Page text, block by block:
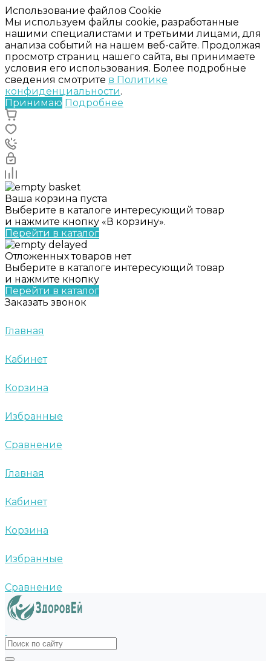
Использование файлов Cookie
Мы используем файлы cookie, разработанные
нашими специалистами и третьими лицами, для
анализа событий на нашем веб-сайте. Продолжая
просмотр страниц нашего сайта, вы принимаете
условия его использования. Более подробные
сведения смотрите в Политике
конфиденциальности.
Принимаю Подробнее
Ваша корзина пуста
Выберите в каталоге интересующий товар
и нажмите кнопку «В корзину».
Перейти в каталог
Отложенных товаров нет
Выберите в каталоге интересующий товар
и нажмите кнопку
Перейти в каталог
Заказать звонок
Главная
Кабинет
Корзина
Избранные
Сравнение
Главная
Кабинет
Корзина
Избранные
Сравнение